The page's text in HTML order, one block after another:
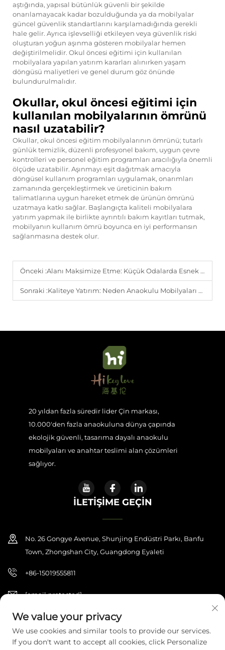
aştığında, yapısal bütünlük güvenli bir şekilde
onarılamayacak kadar bozulduğunda ya da mobilyalar
güncel güvenlik standartlarını karşılamadığında gerekli
hale gelir. Ayrıca işlevselliği etkileyen veya güvenlik riski
oluşturan yoğun aşınma gösteren mobilyalar hemen
değiştirilmelidir. Okul öncesi eğitimi için kullanılan
mobilyalara yapılan yatırım kararları alınırken yaşam
döngüsü maliyetleri ve genel durum göz önünde
bulundurulmalıdır.
Okullar, okul öncesi eğitimi için
kullanılan mobilyalarının ömrünü
nasıl uzatabilir?
Okullar, okul öncesi eğitim mobilyalarının ömrünü; tutarlı
günlük temizlik, düzenli profesyonel bakım, uygun çevre
kontrolleri ve personel eğitim programları aracılığıyla önemli
ölçüde uzatabilir. Aşınmayı eşit dağıtmak amacıyla
döngüsel kullanım programları uygulamak, onarımları
zamanında gerçekleştirmek ve üreticinin bakım
talimatlarına uygun hareket etmek de ürünün ömrünü
uzatmaya katkı sağlar. Başlangıçta kaliteli mobilyalara
yatırım yapmak ile birlikte ayrıntılı bakım kayıtları tutmak,
mobilyanın kullanım ömrü boyunca en iyi performansın
sağlanmasına destek olur.
Önceki :Alanı Maksimize Etme: Küçük Odalarda Esnek Okul Öncesi Eğitim Mobilya Düzenlemeleri
Sonraki :Kaliteye Yatırım: Neden Anaokulu Mobilyaları Erken Öğrenme Sonuçlarını Etkiler?
20 yıldan fazla süredir lider Çin markası,
10.000'den fazla anaokuluna dünya çapında
ekolojik güvenli, tasarıma dayalı anaokulu
mobilyaları ve anahtar teslimi alan çözümleri
sağlıyor.
İLETIŞIME GEÇIN
No. 26 Gongye Avenue, Shunjing Endüstri Parkı, Banfu
Town, Zhongshan City, Guangdong Eyaleti
+86-15019555811
[email protected]
Telif Hakkı © 2026 Zhongshan Haijilun Kültürel ve Eğitim Ürünleri
A.Ş.. Tüm hakları saklıdır. Gizlilik Politikası
We value your privacy
We use cookies and similar tools to provide our services.
If you don't want to accept all cookies, click Personalize